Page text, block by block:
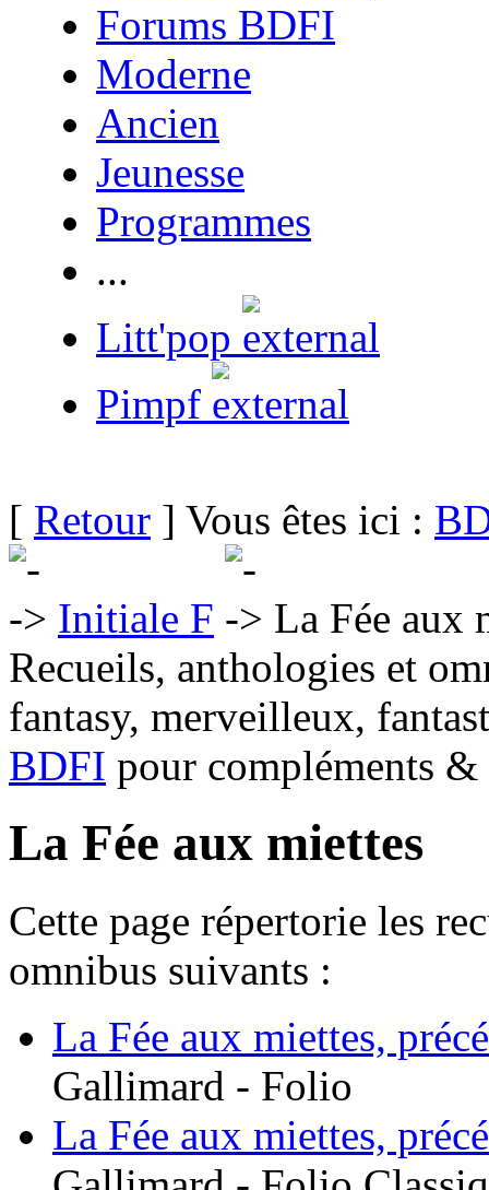
Forums BDFI
Moderne
Ancien
Jeunesse
Programmes
...
Litt'pop
Pimpf
[ Retour ] Vous êtes ici :
Initiale F
La Fée aux
Recueils, anthologies et
fantasy, merveilleux,
BDFI pour compléments
La Fée aux miettes
Cette page répertorie les
omnibus suivants :
La Fée aux miettes,
Gallimard - Folio
La Fée aux miettes,